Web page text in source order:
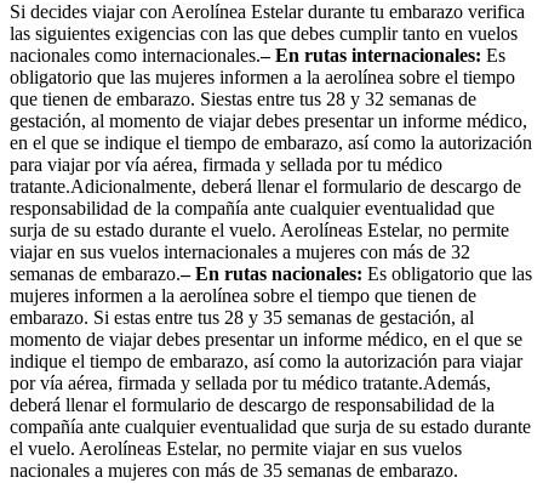
Si decides viajar con Aerolínea Estelar durante tu embarazo verifica
las siguientes exigencias con las que debes cumplir tanto en vuelos
nacionales como internacionales.– En rutas internacionales: Es
obligatorio que las mujeres informen a la aerolínea sobre el tiempo
que tienen de embarazo. Siestas entre tus 28 y 32 semanas de
gestación, al momento de viajar debes presentar un informe médico,
en el que se indique el tiempo de embarazo, así como la autorización
para viajar por vía aérea, firmada y sellada por tu médico
tratante.Adicionalmente, deberá llenar el formulario de descargo de
responsabilidad de la compañía ante cualquier eventualidad que
surja de su estado durante el vuelo. Aerolíneas Estelar, no permite
viajar en sus vuelos internacionales a mujeres con más de 32
semanas de embarazo.– En rutas nacionales: Es obligatorio que las
mujeres informen a la aerolínea sobre el tiempo que tienen de
embarazo. Si estas entre tus 28 y 35 semanas de gestación, al
momento de viajar debes presentar un informe médico, en el que se
indique el tiempo de embarazo, así como la autorización para viajar
por vía aérea, firmada y sellada por tu médico tratante.Además,
deberá llenar el formulario de descargo de responsabilidad de la
compañía ante cualquier eventualidad que surja de su estado durante
el vuelo. Aerolíneas Estelar, no permite viajar en sus vuelos
nacionales a mujeres con más de 35 semanas de embarazo.